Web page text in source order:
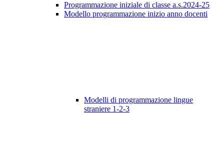
Programmazione iniziale di classe a.s.2024-25
Modello programmazione inizio anno docenti
Modelli di programmazione lingue
straniere 1-2-3